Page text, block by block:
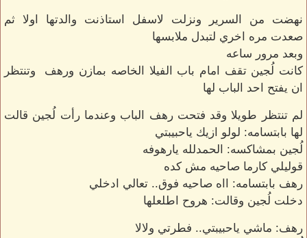
نهضت من السرير ونزلت لاسفل استاذنت والدتها اولا ثم
صعدت مره اخري لتبدل ملابسها
وبعد مرور ساعه
كانت لُجين تقف امام باب الفيلا الخاصه بمازن ورهف وتنتظر
ان يفتح احد الباب لها
لم تنتظر طويلا وقد فتحت رهف الباب وعندما رأت لُجين قالت
لها بابتسامه: لولو ازيك ياحبيبتي
لُجين بمشاكسه: الحمدلله يارهوفه
قوليلي كارما صاحيه مش كده
رهف بابتسامه: ااه صاحيه فوق.. تعالي ادخلي
دخلت لُجين وقالت: هروح اطلعلها
رهف: ماشي ياحبيبتي.. فطرتي ولالا